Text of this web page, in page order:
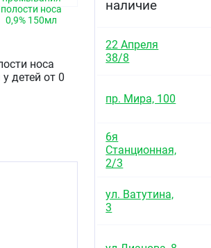
полости носа
0,9% 150мл
полости носа
носа
детей от 0
эпидемии
именно
краски и
наличие
22 Апреля
38/8
пр. Мира, 100
6я
Станционная,
2/3
ул. Ватутина,
3